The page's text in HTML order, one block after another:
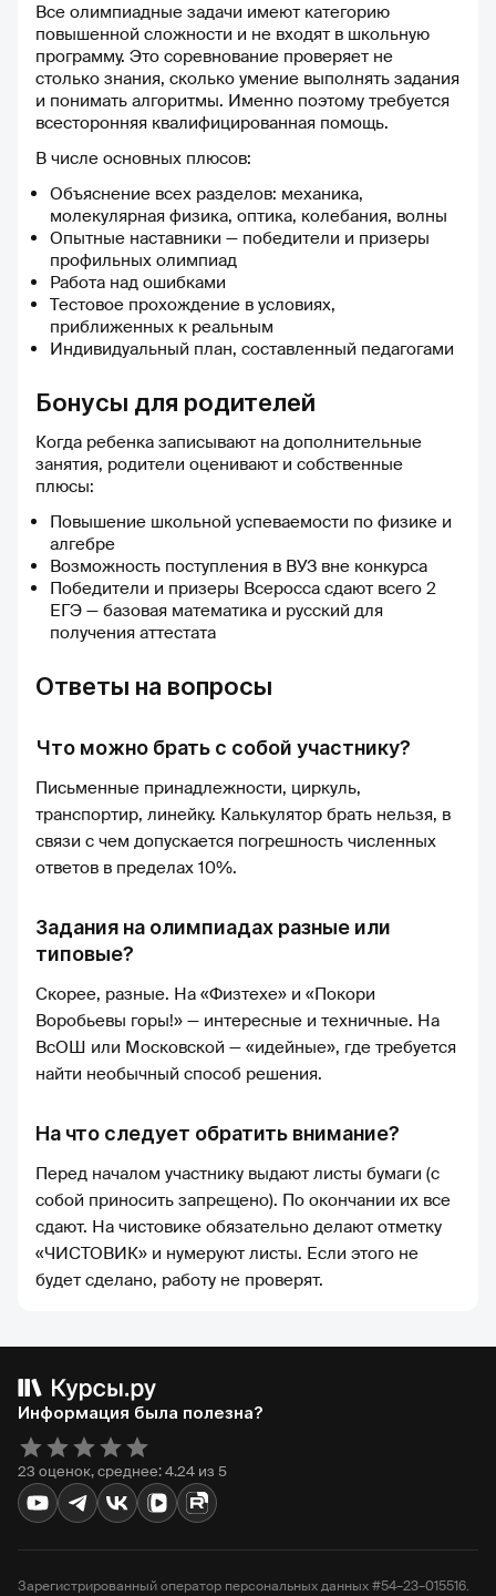
Все олимпиадные задачи имеют категорию
повышенной сложности и не входят в школьную
программу. Это соревнование проверяет не
столько знания, сколько умение выполнять задания
и понимать алгоритмы. Именно поэтому требуется
всесторонняя квалифицированная помощь.
В числе основных плюсов:
Объяснение всех разделов: механика,
молекулярная физика, оптика, колебания, волны
Опытные наставники — победители и призеры
профильных олимпиад
Работа над ошибками
Тестовое прохождение в условиях,
приближенных к реальным
Индивидуальный план, составленный педагогами
Бонусы для родителей
Когда ребенка записывают на дополнительные
занятия, родители оценивают и собственные
плюсы:
Повышение школьной успеваемости по физике и
алгебре
Возможность поступления в ВУЗ вне конкурса
Победители и призеры Всеросса сдают всего 2
ЕГЭ — базовая математика и русский для
получения аттестата
Ответы на вопросы
Что можно брать с собой участнику?
Письменные принадлежности, циркуль,
транспортир, линейку. Калькулятор брать нельзя, в
связи с чем допускается погрешность численных
ответов в пределах 10%.
Задания на олимпиадах разные или
типовые?
Скорее, разные. На «Физтехе» и «Покори
Воробьевы горы!» — интересные и техничные. На
ВсОШ или Московской — «идейные», где требуется
найти необычный способ решения.
На что следует обратить внимание?
Перед началом участнику выдают листы бумаги (с
собой приносить запрещено). По окончании их все
сдают. На чистовике обязательно делают отметку
«ЧИСТОВИК» и нумеруют листы. Если этого не
будет сделано, работу не проверят.
Информация была полезна?
23 оценок, среднее: 4.24 из 5
Зарегистрированный оператор персональных данных #54–23–015516.